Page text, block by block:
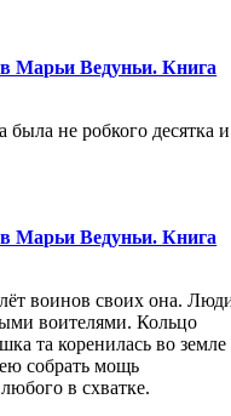
Марьи Ведуньи. Книга
была не робкого десятка и
Марьи Ведуньи. Книга
воинов своих она.
воителями. Кольцо
та коренилась во земле
собрать мощь
в схватке.